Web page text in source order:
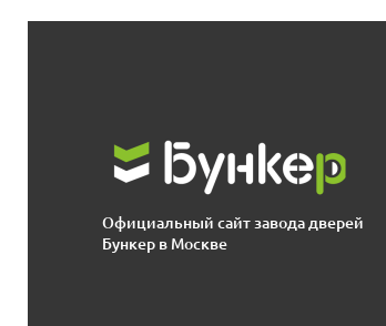
Официальный сайт завода дверей
Бункер в Москве